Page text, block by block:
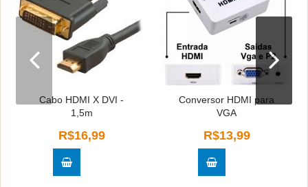
Cabo HDMI X DVI -
1,5m
R$16,99
Conversor HDMI para
VGA
R$13,99